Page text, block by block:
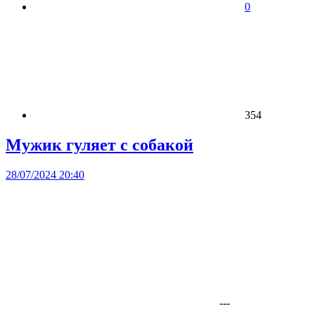
0
354
Мужик гуляет с собакой
28/07/2024 20:40
---